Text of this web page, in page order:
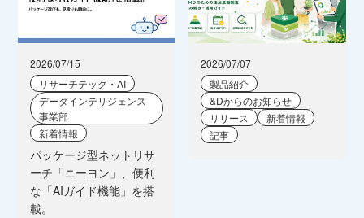
2026/07/15
リサーチテック・AI
データインテリジェンス
事業部
新着情報
パッケージ型ネットリサ
ーチ「ニーヨン」、便利
な「AIガイド機能」を搭
載。
2026/07/07
製品紹介
&Dからのお知らせ
リリース
新着情報
記事